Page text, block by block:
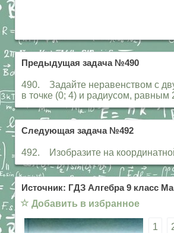
Предыдущая задача №490
490. Задайте неравенством с
в точке (0; 4) и радиусом, равным
Следующая задача №492
492. Изобразите на
Источник: ГДЗ Алгебра 9 класс
☆ Добавить в избранное
1